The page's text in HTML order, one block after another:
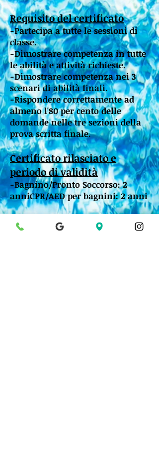
Requisito del certificato
-Partecipa a tutte le sessioni di
classe.
-Dimostrare competenza in tutte
le abilità e attività richieste.
-Dimostrare competenza nei 3
scenari di abilità finali.
-Rispondere correttamente ad
almeno l'80 per cento delle
domande nelle tre sezioni della
prova scritta finale.
Certificato rilasciato e
periodo di validità
-Bagnino/Pronto Soccorso: 2
anniCPR/AED per bagnini: 2 anni
Altre informazioni
-I partecipanti devono portare un